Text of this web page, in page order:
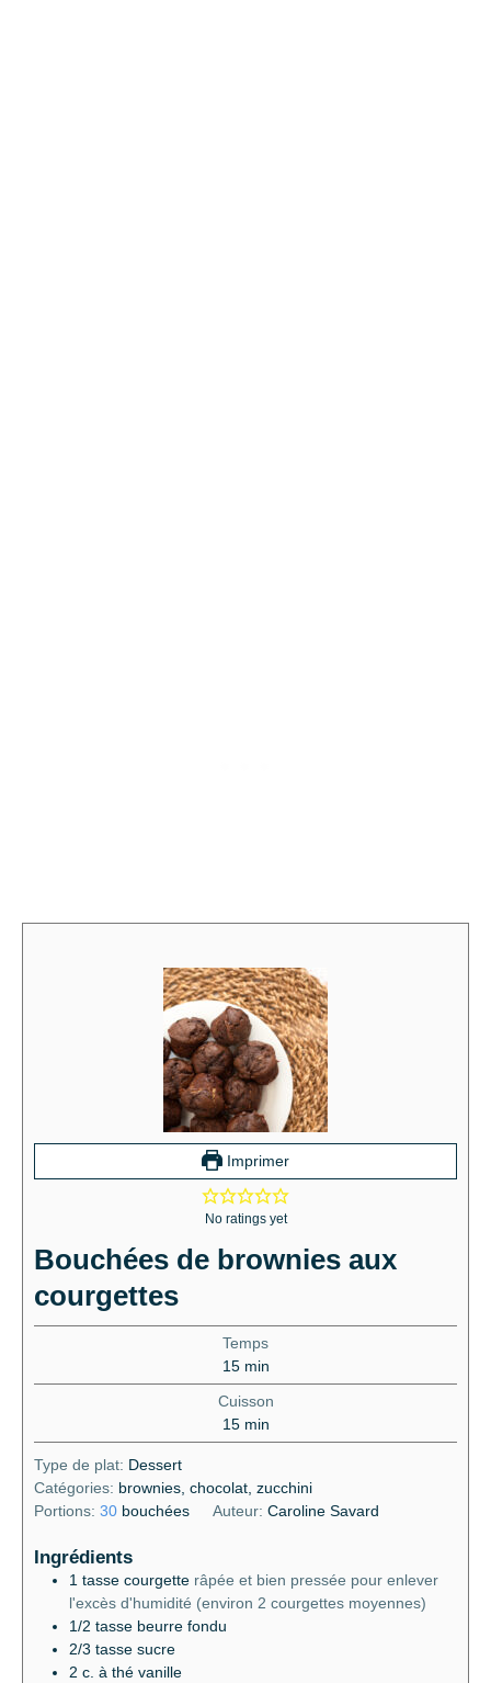
Imprimer
No ratings yet
Bouchées de brownies aux
courgettes
Temps
15 min
Cuisson
15 min
Type de plat: Dessert
Catégories: brownies, chocolat, zucchini
Portions: 30 bouchées Auteur:Caroline Savard
Ingrédients
1 tasse courgette râpée et bien pressée pour enlever
l'excès d'humidité (environ 2 courgettes moyennes)
1/2 tasse beurre fondu
2/3 tasse sucre
2 c. à thé vanille